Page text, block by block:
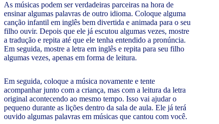
As músicas podem ser verdadeiras parceiras na hora de
ensinar algumas palavras de outro idioma. Coloque alguma
canção infantil em inglês bem divertida e animada para o seu
filho ouvir. Depois que ele já escutou algumas vezes, mostre
a tradução e repita até que ele tenha entendido a pronúncia.
Em seguida, mostre a letra em inglês e repita para seu filho
algumas vezes, apenas em forma de leitura.
Em seguida, coloque a música novamente e tente
acompanhar junto com a criança, mas com a leitura da letra
original acontecendo ao mesmo tempo. Isso vai ajudar o
pequeno durante as lições dentro da sala de aula. Ele já terá
ouvido algumas palavras em músicas que cantou com você.